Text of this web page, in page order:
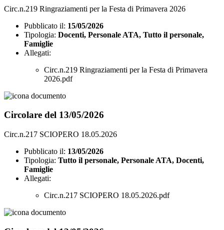
Circ.n.219 Ringraziamenti per la Festa di Primavera 2026
Pubblicato il: 15/05/2026
Tipologia: Docenti, Personale ATA, Tutto il personale,
Famiglie
Allegati:
Circ.n.219 Ringraziamenti per la Festa di Primavera
2026.pdf
Circolare del 13/05/2026
Circ.n.217 SCIOPERO 18.05.2026
Pubblicato il: 13/05/2026
Tipologia: Tutto il personale, Personale ATA, Docenti,
Famiglie
Allegati:
Circ.n.217 SCIOPERO 18.05.2026.pdf